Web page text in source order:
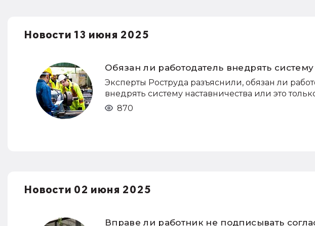
Новости 13 июня 2025
Обязан ли работодатель внедрять систему
Эксперты Роструда разъяснили, обязан ли
внедрять систему наставничества или это
870
Новости 02 июня 2025
Вправе ли работник не подписывать